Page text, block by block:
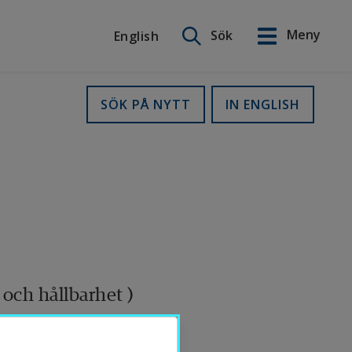
English
Sök
Meny
IN ENGLISH
SÖK PÅ NYTT
hållbarhet )
English